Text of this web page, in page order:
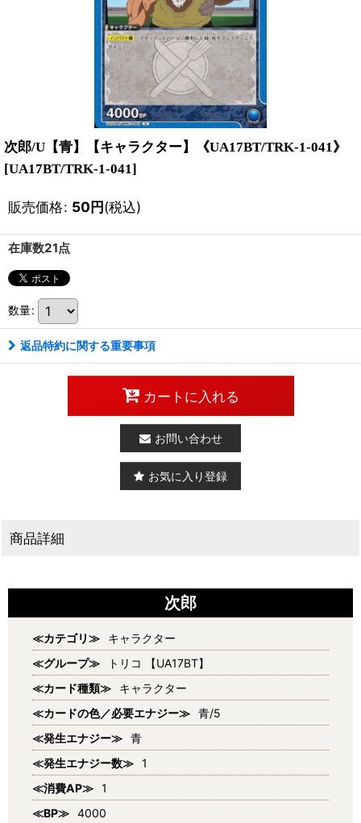
次郎/U【青】【キャラクター】《UA17BT/TRK-1-041》
[UA17BT/TRK-1-041]
販売価格: 50円(税込)
在庫数21点
数量:
返品特約に関する重要事項
カートに入れる
お問い合わせ
お気に入り登録
商品詳細
次郎
≪カテゴリ≫
キャラクター
≪グループ≫
トリコ 【UA17BT】
≪カード種類≫
キャラクター
≪カードの色／必要エナジー≫ 青/5
≪発生エナジー≫ 青
≪発生エナジー数≫ 1
≪消費AP≫ 1
≪BP≫ 4000